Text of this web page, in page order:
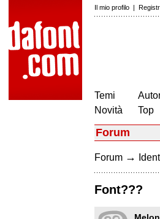
Il mio profilo |
Temi
Novità
Top
Forum
Forum →
Font???